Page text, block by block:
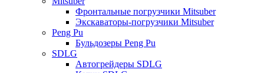
Фронтальные погрузчики Mitsuber
Экскаваторы-погрузчики Mitsuber
Peng Pu
Бульдозеры Peng Pu
SDLG
Автогрейдеры SDLG